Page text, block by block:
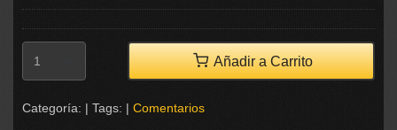
Añadir a Carrito
Categoría: | Tags: | Comentarios